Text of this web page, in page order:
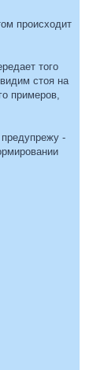
происходит
того
стоя на
примеров,
-